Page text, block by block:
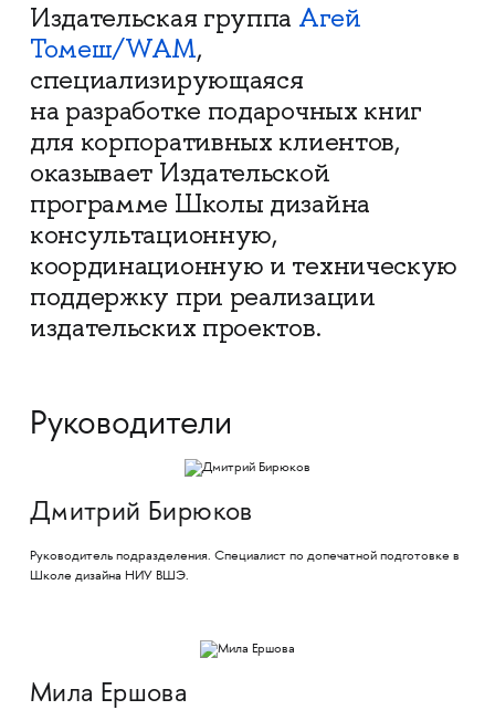
Издательская группа Агей
Томеш/WAM,
специализирующаяся
на разработке подарочных книг
для корпоративных клиентов,
оказывает Издательской
программе Школы дизайна
консультационную,
координационную и техническую
поддержку при реализации
издательских проектов.
Руководители
Дмитрий Бирюков
Руководитель подразделения. Специалист по допечатной подготовке в
Школе дизайна НИУ ВШЭ.
Мила Ершова